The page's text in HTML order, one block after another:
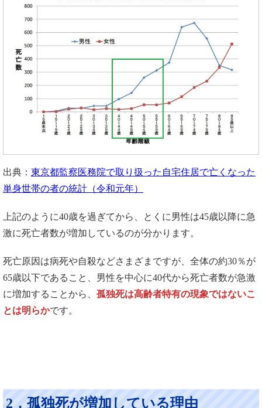
出典： 東京都監察医務院で取り扱った自宅住居で亡くなった
単身世帯の者の統計（令和元年）
上記のように40歳を過ぎてから、とくに男性は45歳以降に急
激に死亡者数が増加しているのが分かります。
死亡原因は病死や自殺などさまざまですが、全体の約30％が
65歳以下であること、男性を中心に40代から死亡者数が急激
に増加することから、 孤独死は高齢者特有の現象ではないこ
とは明らかです。
2．孤独死が増加している理由